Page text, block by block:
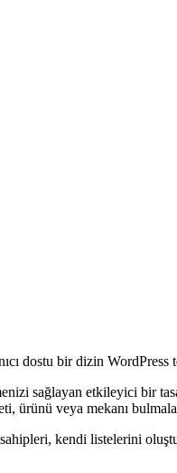
dostu bir dizin WordPress
sağlayan etkileyici bir
ürünü veya mekanı
kendi listelerini